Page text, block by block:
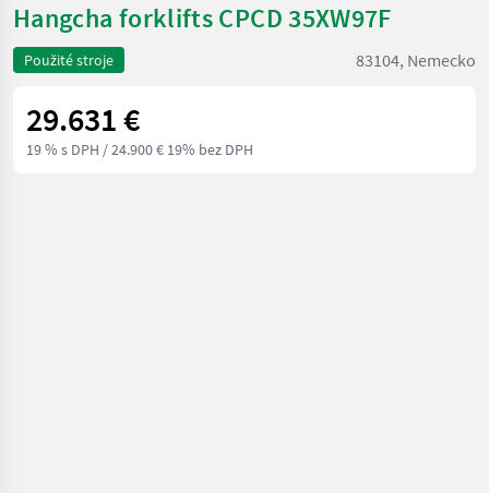
Hangcha forklifts CPCD 35XW97F
Použité stroje 83104, Nemecko
29.631 €
19 % s DPH / 24.900 € 19% bez DPH